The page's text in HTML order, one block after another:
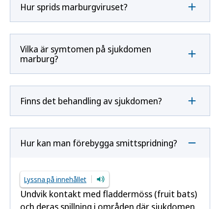
Hur sprids marburgviruset?
Vilka är symtomen på sjukdomen
marburg?
Finns det behandling av sjukdomen?
Hur kan man förebygga smittspridning?
Lyssna på innehållet
Undvik kontakt med fladdermöss (fruit bats)
och deras spillning i områden där sjukdomen